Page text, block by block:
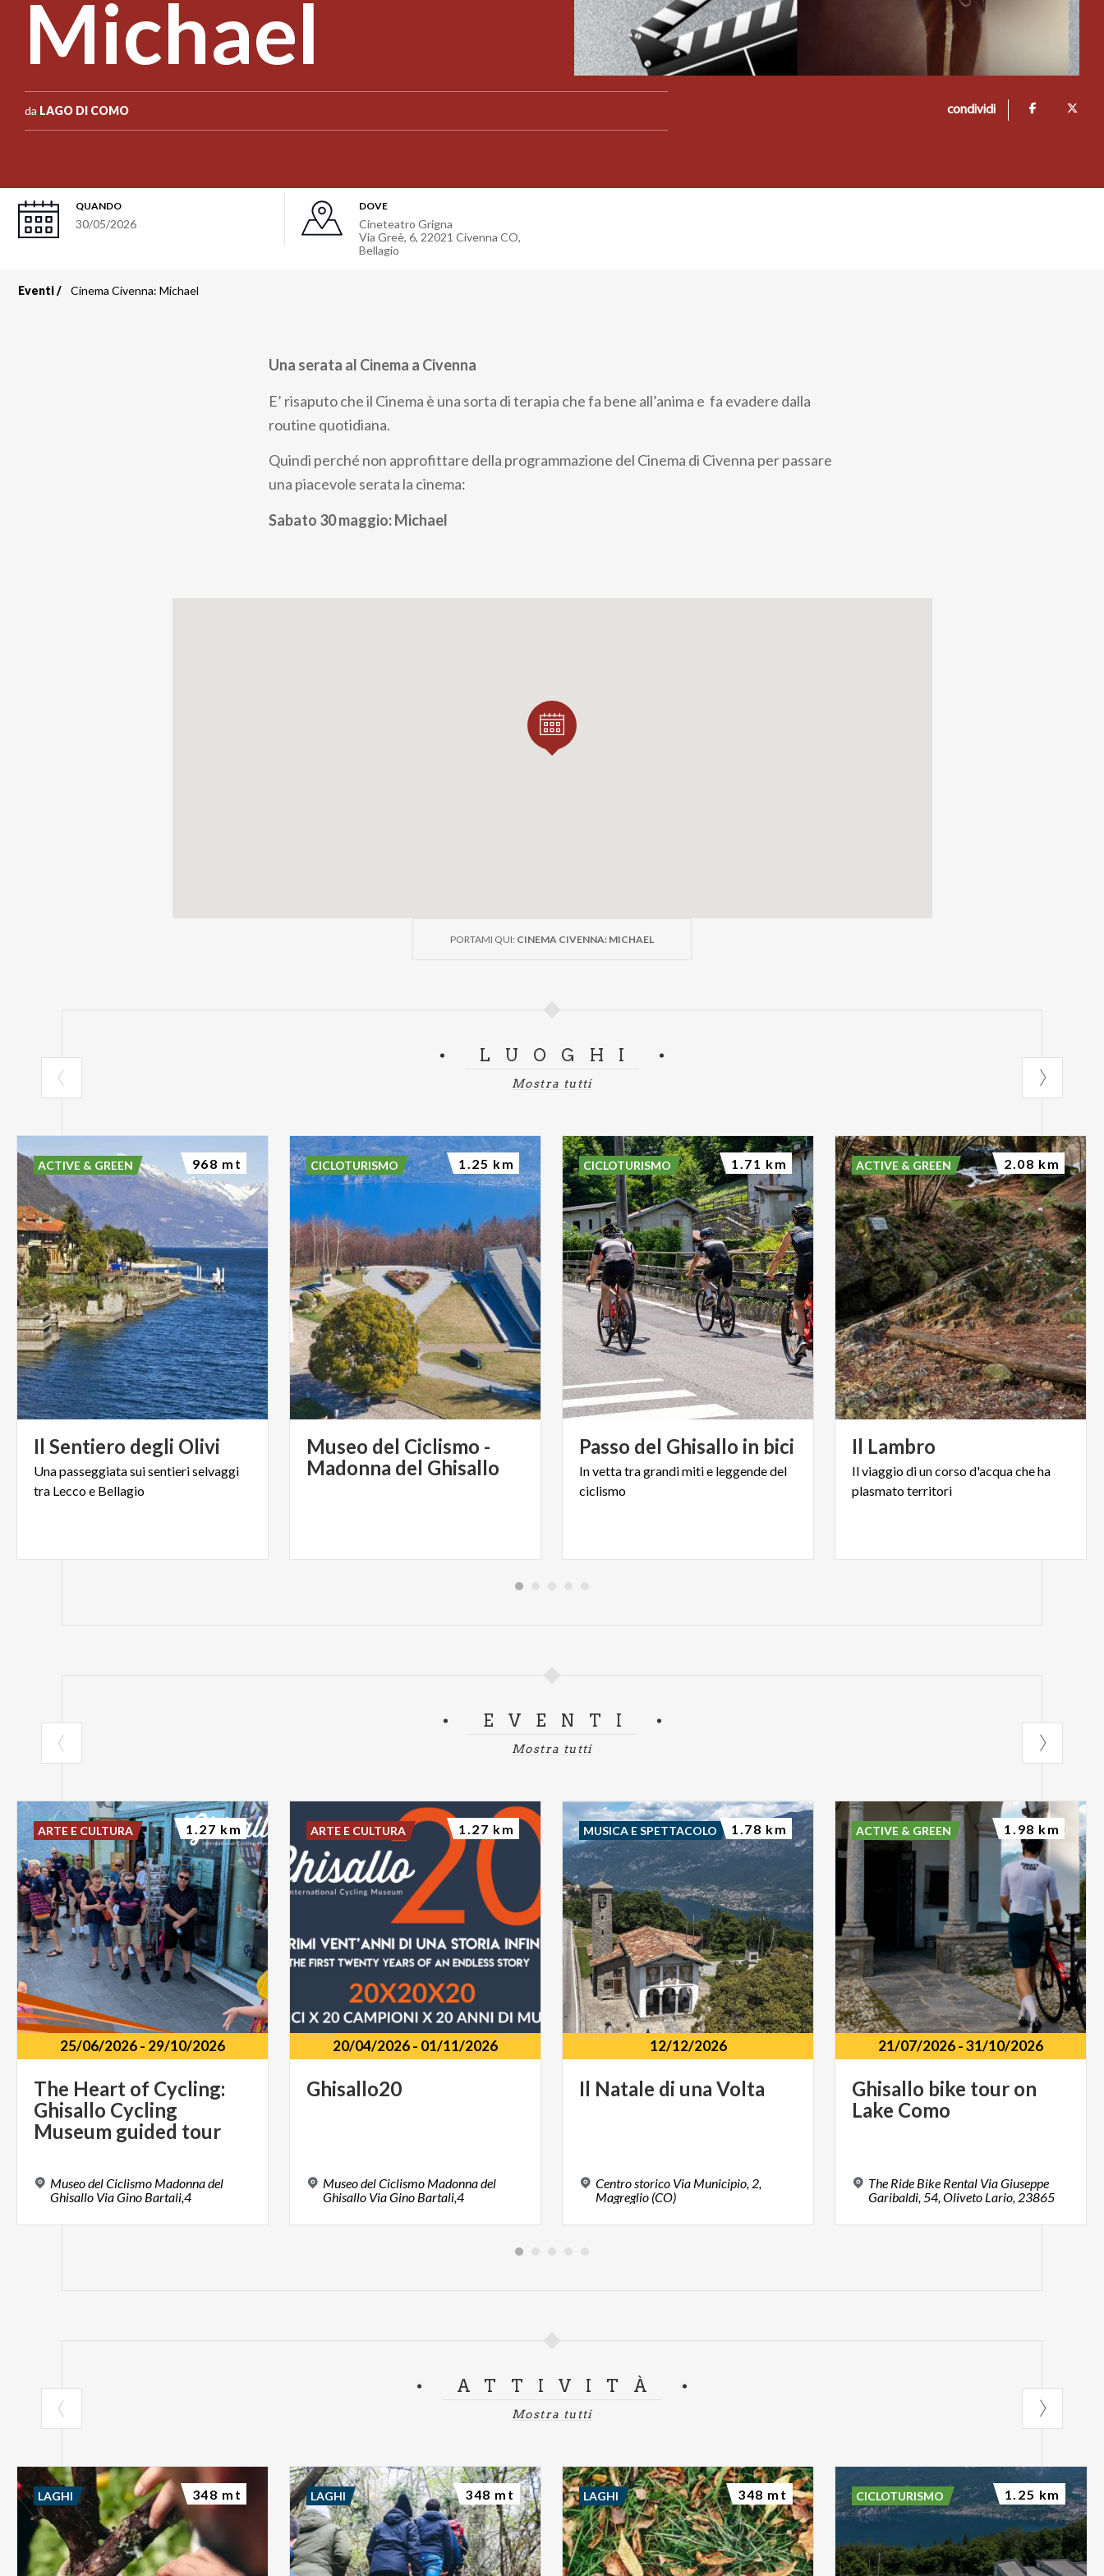
Michael
da LAGO DI COMO condividi
QUANDO
30/05/2026
DOVE
Cineteatro Grigna
Via Greè, 6, 22021 Civenna CO,
Bellagio
Eventi Cinema Civenna: Michael
Una serata al Cinema a Civenna
E’ risaputo che il Cinema è una sorta di terapia che fa bene all’anima e fa evadere dalla
routine quotidiana.
Quindi perché non approfittare della programmazione del Cinema di Civenna per passare
una piacevole serata la cinema:
Sabato 30 maggio: Michael
PORTAMI QUI: CINEMA CIVENNA: MICHAEL
LUOGHI
Mostra tutti
Il Sentiero degli Olivi
Unapasseggiatasuisentieriselvaggi
tra Leccoe Bellagio
ACTIVE & GREEN 968 mt
Museo del Ciclismo -
Madonna del Ghisallo
CICLOTURISMO 1.25 km
Passo del Ghisallo in bici
Invettatragrandimitie leggendedel
ciclismo
CICLOTURISMO 1.71 km
Il Lambro
Ilviaggiodiuncorsod'acquacheha
plasmatoterritori
ACTIVE & GREEN 2.08 km
EVENTI
Mostra tutti
25/06/2026- 29/10/2026
The Heart of Cycling:
Ghisallo Cycling
Museum guided tour
Museo del Ciclismo Madonna del
Ghisallo Via Gino Bartali,4
ARTE E CULTURA 1.27 km
20/04/2026- 01/11/2026
Ghisallo20
Museo del Ciclismo Madonna del
Ghisallo Via Gino Bartali,4
ARTE E CULTURA 1.27 km
12/12/2026
Il Natale di una Volta
Centro storico Via Municipio, 2,
Magreglio (CO)
MUSICA E SPETTACOLO 1.78 km
21/07/2026-31/10/2026
Ghisallo bike tour on
Lake Como
The Ride Bike Rental Via Giuseppe
Garibaldi, 54, Oliveto Lario, 23865
ACTIVE & GREEN 1.98 km
ATTIVITÀ
Mostra tutti
LAGHI 348 mt LAGHI 348 mt LAGHI 348 mt CICLOTURISMO 1.25 km